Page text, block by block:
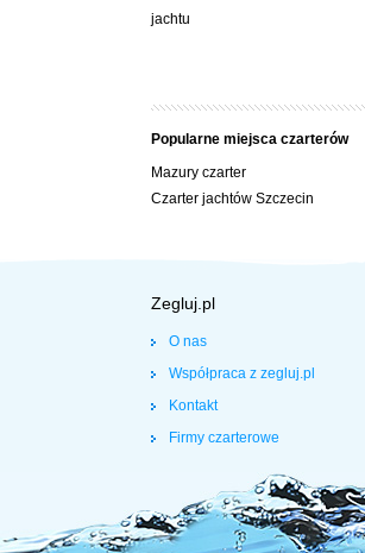
jachtu
Popularne miejsca czarterów
Mazury czarter
Czarter jachtów Szczecin
Zegluj.pl
O nas
Współpraca z zegluj.pl
Kontakt
Firmy czarterowe